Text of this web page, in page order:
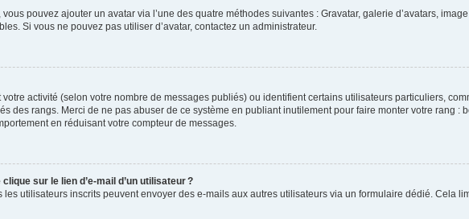
pouvez ajouter un avatar via l’une des quatre méthodes suivantes : Gravatar, galerie d’avatars,
Si vous ne pouvez pas utiliser d’avatar, contactez un administrateur.
activité (selon votre nombre de messages publiés) ou identifient certains utilisateurs particuliers,
des rangs. Merci de ne pas abuser de ce système en publiant inutilement pour faire monter votre rang :
en réduisant votre compteur de messages.
sur le lien d’e-mail d’un utilisateur ?
utilisateurs inscrits peuvent envoyer des e-mails aux autres utilisateurs via un formulaire dédié. Cela